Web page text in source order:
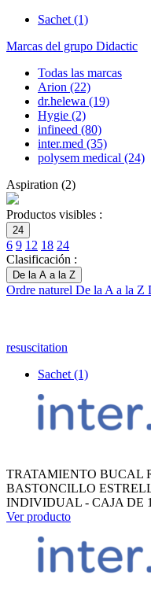
Sachet (1)
Marcas del grupo Didactic
Todas las marcas
Arion (22)
dr.helewa (19)
Hygie (2)
infineed (80)
inter.med (35)
polysem medical (24)
Aspiration (2)
Productos visibles :
24
6 9 12 18 24
Clasificación :
De la A a la Z
Ordre naturel De la A a la Z
resuscitation
Sachet (1)
TRATAMIENTO BUCAL
BASTONCILLO
INDIVIDUAL - CAJA DE
Ver producto